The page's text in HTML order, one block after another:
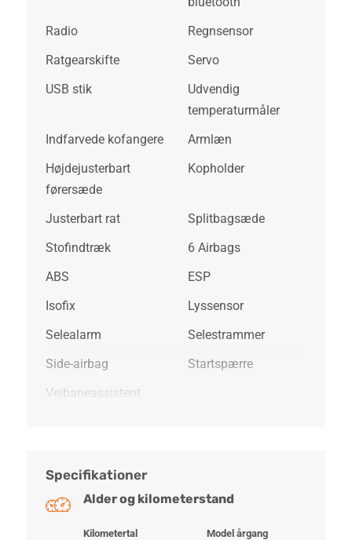
Radio
Regnsensor
Ratgearskifte
Servo
USB stik
Udvendig
temperaturmåler
Indfarvede kofangere
Armlæn
Højdejusterbart
førersæde
Kopholder
Justerbart rat
Splitbagsæde
Stofindtræk
6 Airbags
ABS
ESP
Isofix
Lyssensor
Selealarm
Selestrammer
Side-airbag
Startspærre
Vejbaneassistent
Specifikationer
Alder og kilometerstand
Kilometertal Model årgang